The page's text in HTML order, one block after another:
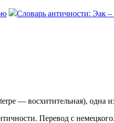
Словарь античности: Эак –
— восхитительная), одна
Перевод с